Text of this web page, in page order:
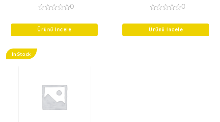
of
0
Ürünü İncele
of
0
Ürünü İncele
In Stock